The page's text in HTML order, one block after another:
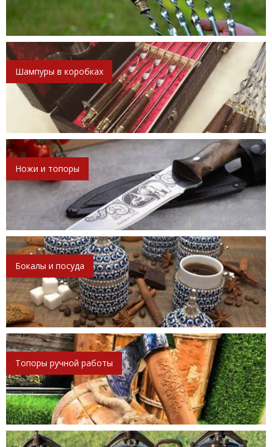
Шампуры в коробках
Ножи и топоры
Бокалы и посуда
Топоры ручной работы